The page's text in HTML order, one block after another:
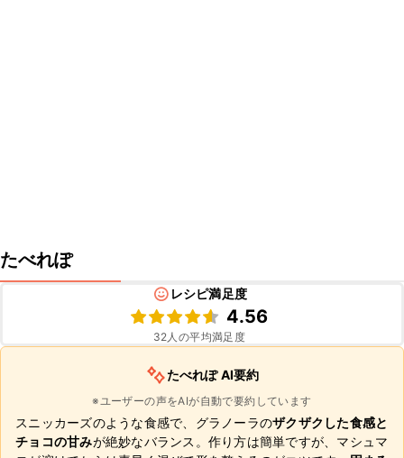
たべれぽ
レシピ満足度
4.56
32人の平均満足度
たべれぽ AI要約
※ユーザーの声をAIが自動で要約しています
スニッカーズのような食感で、グラノーラのザクザクした食感と
チョコの甘みが絶妙なバランス。作り方は簡単ですが、マシュマ